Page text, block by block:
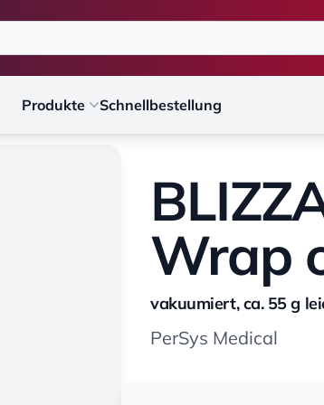
Produkte Schnellbestellung
Wrap
vakuumiert, ca. 55 g
PerSys Medical